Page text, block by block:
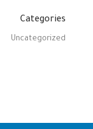
Categories
Uncategorized